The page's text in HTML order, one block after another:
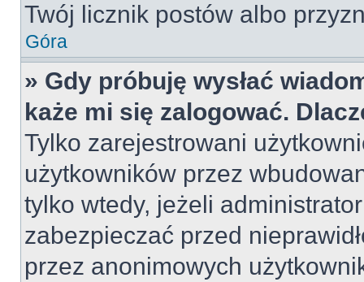
Twój licznik postów albo
Góra
» Gdy próbuję wysłać
każe mi się zalogować.
Tylko zarejestrowani
użytkowników przez
tylko wtedy, jeżeli
zabezpieczać przed
przez anonimowych